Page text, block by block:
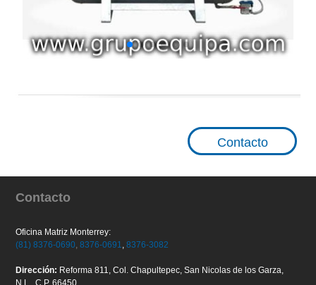
Contacto
Contacto
Oficina Matriz Monterrey:
(81) 8376-0690, 8376-0691, 8376-3082
Dirección: Reforma 811, Col. Chapultepec, San Nicolas de los Garza,
N.L., C.P. 66450